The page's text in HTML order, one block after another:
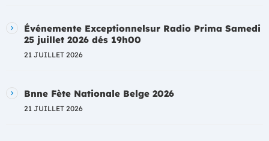
Événemente Exceptionnelsur Radio Prima Samedi
25 juillet 2026 dés 19h00
21 JUILLET 2026
Bnne Fète Nationale Belge 2026
21 JUILLET 2026